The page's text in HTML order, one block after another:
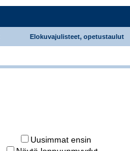
Elokuvajulisteet, opetustaulut
Uusimmat ensin